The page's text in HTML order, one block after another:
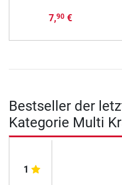
7,90€
Bestseller der
Kategorie Multi
1